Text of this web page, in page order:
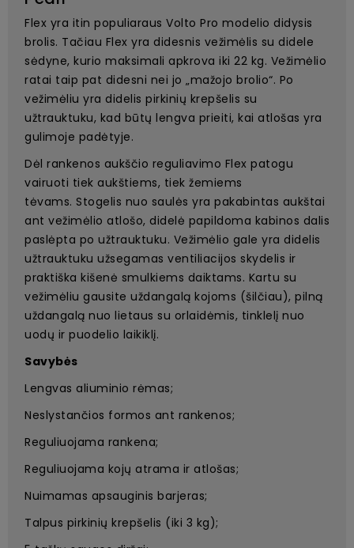
Flex yra itin populiaraus Volto Pro modelio didysis
brolis. Tačiau Flex yra didesnis vežimėlis su didele
sėdyne, kurio maksimali apkrova iki 22 kg. Vežimėlio
ratai taip pat didesni nei jo „mažojo brolio“. Po
vežimėliu yra didelis pirkinių krepšelis su
užtrauktuku, kad būtų lengva prieiti, kai atlošas yra
gulimoje padėtyje.
Dėl rankenos aukščio reguliavimo Flex patogu
vairuoti tiek aukštiems, tiek žemiems
tėvams. Stogelis nuo saulės yra pakabintas aukštai
ant vežimėlio atlošo, didelė papildoma kabinos dalis
paslėpta po užtrauktuku. Vežimėlio gale yra didelis
užtrauktuku užsegamas ventiliacijos skydelis ir
praktiška kišenė smulkiems daiktams. Kartu su
vežimėliu gausite uždangalą kojoms (šilčiau), pilną
uždangalą nuo lietaus su orlaidėmis, tinklelį nuo
uodų ir puodelio laikiklį.
Savybės
Lengvas aliuminio rėmas;
Neslystančios formos ant rankenos;
Reguliuojama rankena;
Reguliuojama kojų atrama ir atlošas;
Nuimamas apsauginis barjeras;
Talpus pirkinių krepšelis (iki 3 kg);